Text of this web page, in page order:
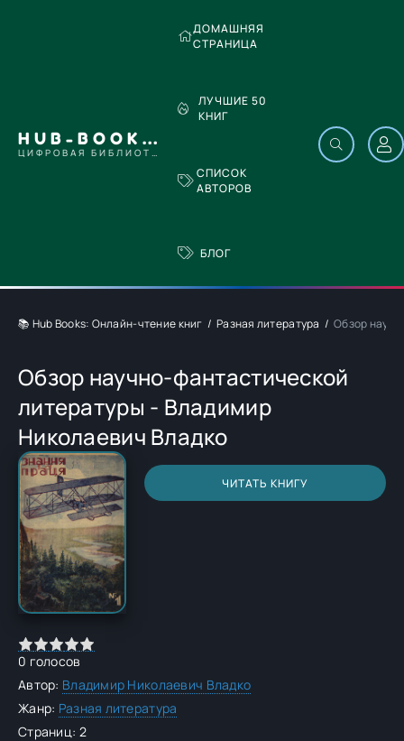
HUB-BOOKS.COM
ЦИФРОВАЯ БИБЛИОТЕКА
ДОМАШНЯЯ
СТРАНИЦА
ЛУЧШИЕ 50
КНИГ
СПИСОК
АВТОРОВ
БЛОГ
📚 Hub Books: Онлайн-чтение книг Разная литература Обзор
Обзор научно-фантастической
литературы - Владимир
Николаевич Владко
ЧИТАТЬ КНИГУ
0 голосов
Автор: Владимир Николаевич Владко
Жанр: Разная литература
Страниц: 2